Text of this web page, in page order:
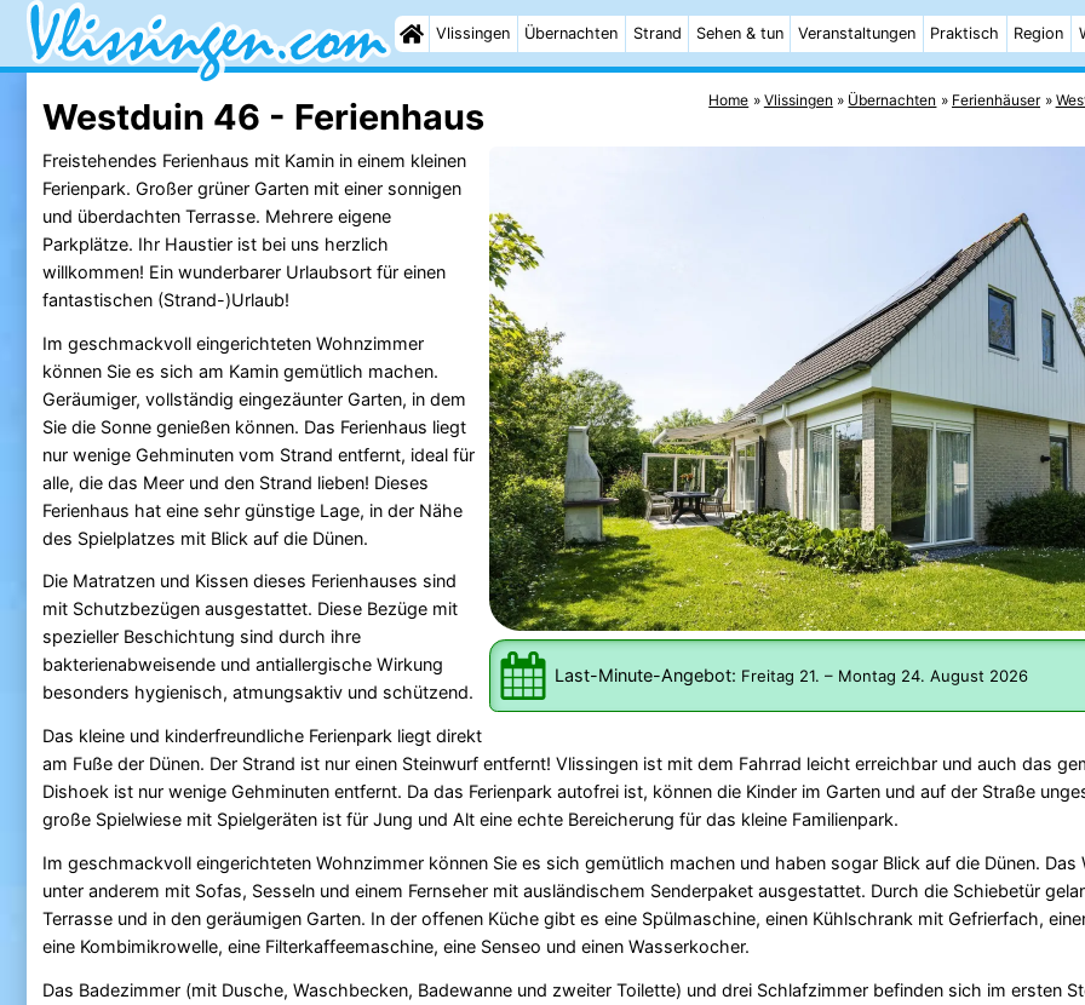
Vlissingen Übernachten Strand Sehen & tun Veranstaltungen Praktisch Region
Home Vlissingen Übernachten Ferienhäuser
Westduin 46 - Ferienhaus
Last-Minute-Angebot: Freitag 21. – Montag 24. August 2026
Freistehendes Ferienhaus mit Kamin in einem kleinen
Ferienpark. Großer grüner Garten mit einer sonnigen
und überdachten Terrasse. Mehrere eigene
Parkplätze. Ihr Haustier ist bei uns herzlich
willkommen! Ein wunderbarer Urlaubsort für einen
fantastischen (Strand-)Urlaub!
Im geschmackvoll eingerichteten Wohnzimmer
können Sie es sich am Kamin gemütlich machen.
Geräumiger, vollständig eingezäunter Garten, in dem
Sie die Sonne genießen können. Das Ferienhaus liegt
nur wenige Gehminuten vom Strand entfernt, ideal für
alle, die das Meer und den Strand lieben! Dieses
Ferienhaus hat eine sehr günstige Lage, in der Nähe
des Spielplatzes mit Blick auf die Dünen.
Die Matratzen und Kissen dieses Ferienhauses sind
mit Schutzbezügen ausgestattet. Diese Bezüge mit
spezieller Beschichtung sind durch ihre
bakterienabweisende und antiallergische Wirkung
besonders hygienisch, atmungsaktiv und schützend.
Das kleine und kinderfreundliche Ferienpark liegt direkt
am Fuße der Dünen. Der Strand ist nur einen Steinwurf entfernt! Vlissingen ist mit dem Fahrrad leicht erreichbar und auch das
Dishoek ist nur wenige Gehminuten entfernt. Da das Ferienpark autofrei ist, können die Kinder im Garten und auf der Straße
große Spielwiese mit Spielgeräten ist für Jung und Alt eine echte Bereicherung für das kleine Familienpark.
Im geschmackvoll eingerichteten Wohnzimmer können Sie es sich gemütlich machen und haben sogar Blick auf die Dünen. Das
unter anderem mit Sofas, Sesseln und einem Fernseher mit ausländischem Senderpaket ausgestattet. Durch die Schiebetür
Terrasse und in den geräumigen Garten. In der offenen Küche gibt es eine Spülmaschine, einen Kühlschrank mit Gefrierfach,
eine Kombimikrowelle, eine Filterkaffeemaschine, eine Senseo und einen Wasserkocher.
Das Badezimmer (mit Dusche, Waschbecken, Badewanne und zweiter Toilette) und drei Schlafzimmer befinden sich im ersten